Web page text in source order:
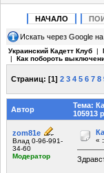
НАЧАЛО
Искать через Google
Украинский Кадетт Клуб |
| Как побороть
Страниц: [1] 2 3 4 5 6 7 8
Автор
Тема:
105913
zom81e
Влад 0-96-991-
34-60
Модератор
« :